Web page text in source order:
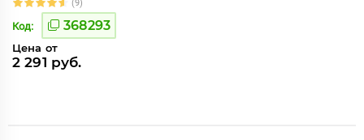
(9)
Код: 368293
Цена от
2 291 руб.